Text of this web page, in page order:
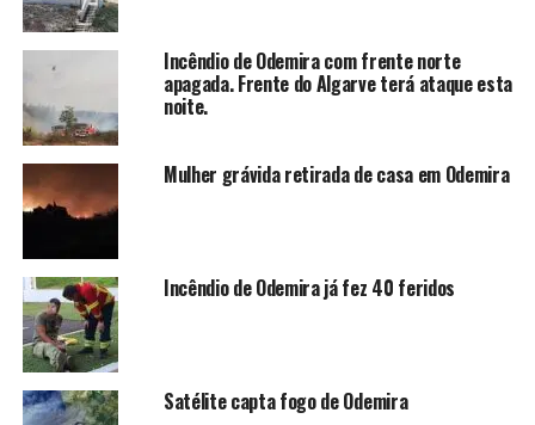
Incêndio de Odemira com frente norte
apagada. Frente do Algarve terá ataque esta
noite.
Mulher grávida retirada de casa em Odemira
Incêndio de Odemira já fez 40 feridos
Satélite capta fogo de Odemira